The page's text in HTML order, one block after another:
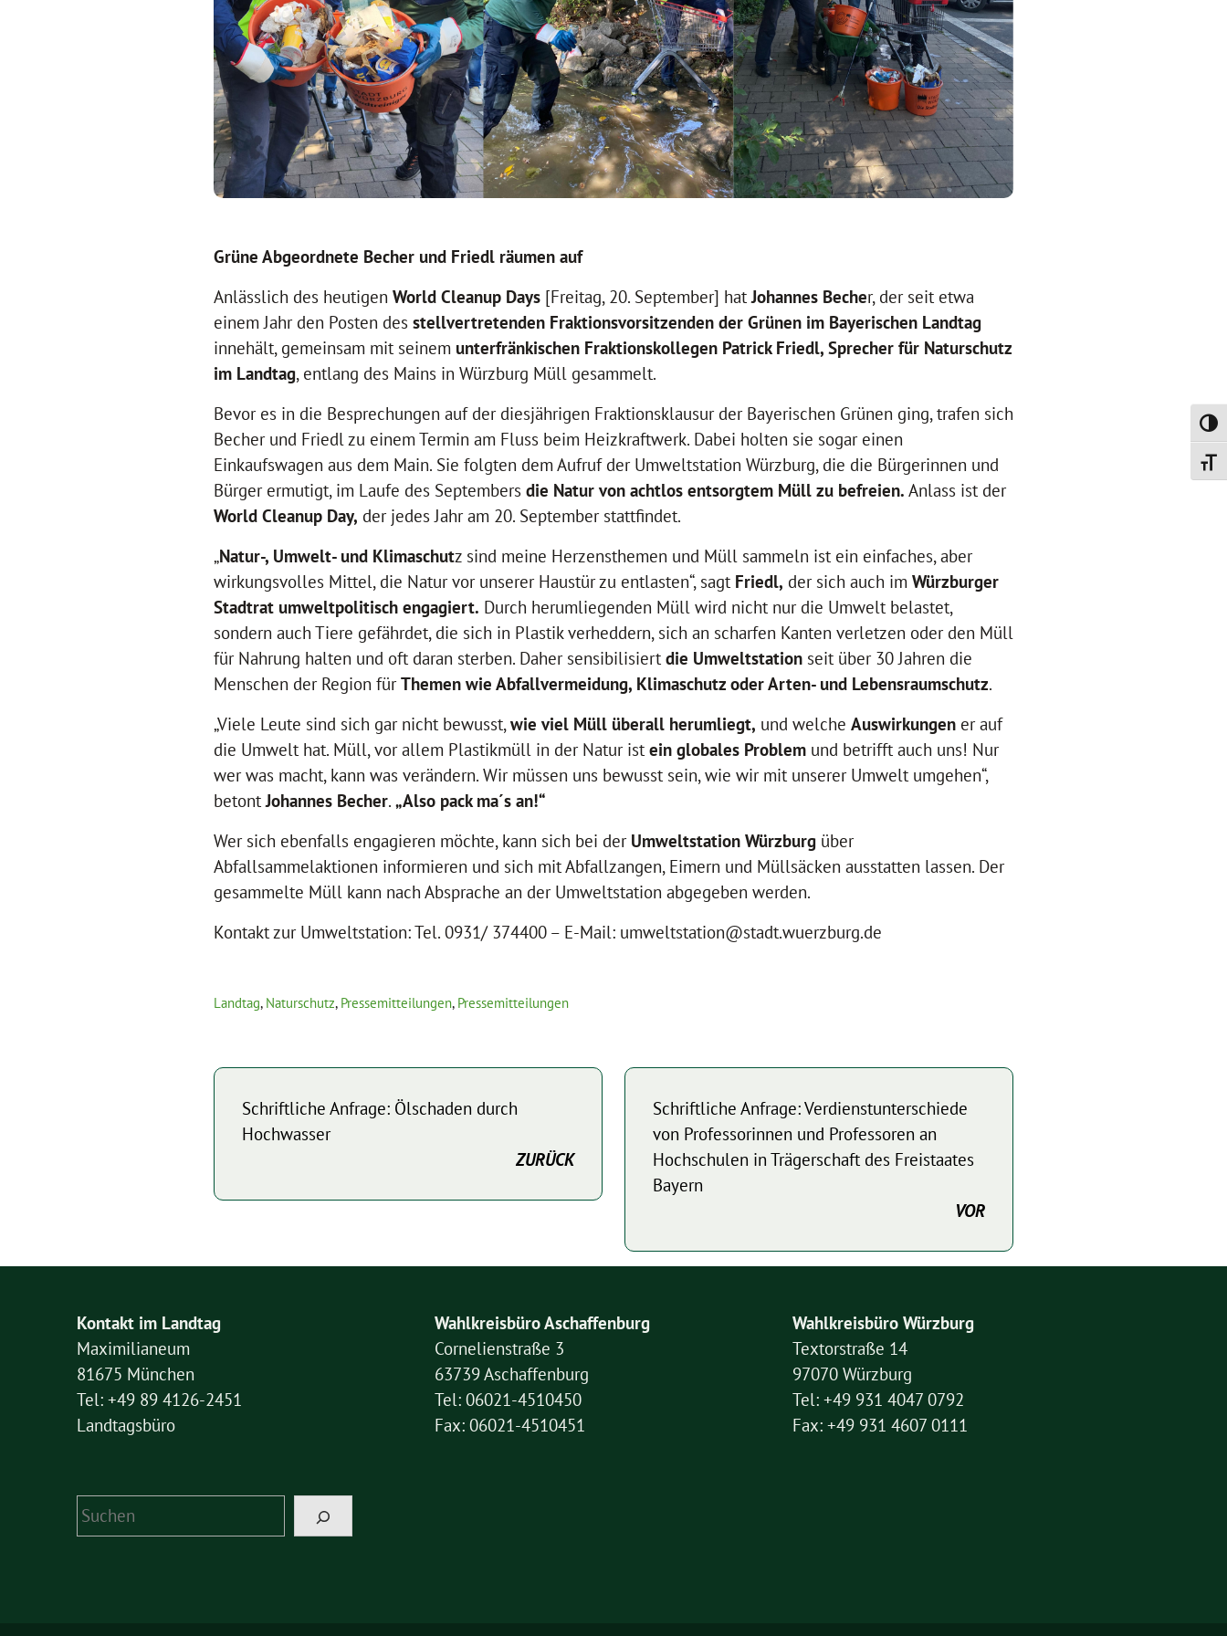
Grüne Abgeordnete Becher und Friedl räumen auf
Anlässlich des heutigen World Cleanup Days [Freitag, 20. September] hatJohannes Becher, der seit etwa
einem Jahr den Posten des stellvertretenden Fraktionsvorsitzenden der Grünen im Bayerischen Landtag
innehält, gemeinsam mit seinem unterfränkischen Fraktionskollegen Patrick Friedl, Sprecher für Naturschutz
im Landtag, entlang des Mains in Würzburg Müll gesammelt.
Bevor es in die Besprechungen auf der diesjährigen Fraktionsklausur der Bayerischen Grünen ging, trafen sich
Becher und Friedl zu einem Termin am Fluss beim Heizkraftwerk. Dabei holten sie sogar einen
Einkaufswagen aus dem Main. Sie folgten dem Aufruf der Umweltstation Würzburg, die die Bürgerinnen und
Bürger ermutigt, im Laufe des Septembers die Natur von achtlos entsorgtem Müll zu befreien. Anlass ist der
World Cleanup Day, der jedes Jahr am 20. September stattfindet.
„Natur-, Umwelt- und Klimaschutz sind meine Herzensthemen und Müll sammeln ist ein einfaches, aber
wirkungsvolles Mittel, die Natur vor unserer Haustür zu entlasten“, sagt Friedl, der sich auch im Würzburger
Stadtrat umweltpolitisch engagiert. Durch herumliegenden Müll wird nicht nur die Umwelt belastet,
sondern auch Tiere gefährdet, die sich in Plastik verheddern, sich an scharfen Kanten verletzen oder den Müll
für Nahrung halten und oft daran sterben. Daher sensibilisiert die Umweltstation seit über 30 Jahren die
Menschen der Region fürThemen wie Abfallvermeidung, Klimaschutz oder Arten- und Lebensraumschutz.
„Viele Leute sind sich gar nicht bewusst, wie viel Müll überall herumliegt, und welche Auswirkungen er auf
die Umwelt hat. Müll, vor allem Plastikmüll in der Natur ist ein globales Problem und betrifft auch uns! Nur
wer was macht, kann was verändern. Wir müssen uns bewusst sein, wie wir mit unserer Umwelt umgehen“,
betontJohannes Becher. „Also pack ma´s an!“
Wer sich ebenfalls engagieren möchte, kann sich bei der Umweltstation Würzburg über
Abfallsammelaktionen informieren und sich mit Abfallzangen, Eimern und Müllsäcken ausstatten lassen. Der
gesammelte Müll kann nach Absprache an der Umweltstation abgegeben werden.
Kontakt zur Umweltstation: Tel. 0931/ 374400 – E-Mail: umweltstation@stadt.wuerzburg.de
Landtag, Naturschutz, Pressemitteilungen, Pressemitteilungen
Schriftliche Anfrage: Ölschaden durch
Hochwasser
ZURÜCK
Schriftliche Anfrage: Verdienstunterschiede
von Professorinnen und Professoren an
Hochschulen in Trägerschaft des Freistaates
Bayern
VOR
Kontakt im Landtag
Maximilianeum
81675 München
Tel: +49 89 4126-2451
Landtagsbüro
Wahlkreisbüro Aschaffenburg
Cornelienstraße 3
63739 Aschaffenburg
Tel: 06021-4510450
Fax: 06021-4510451
Wahlkreisbüro Würzburg
Textorstraße 14
97070 Würzburg
Tel: +49 931 4047 0792
Fax: +49 931 4607 0111
Suchen